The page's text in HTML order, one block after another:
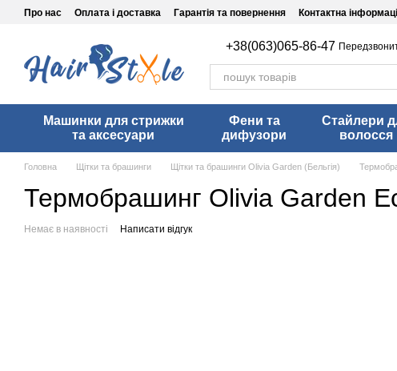
Перейти до основного контенту
Про нас Оплата і доставка Гарантія та повернення Контактна
+38(063)065-86-47
Машинки для стрижки
та аксесуари
Фени та
дифузори
Стайлери
волосся
Головна Щітки та брашинги Щітки та брашинги Olivia Garden (Бельгія)
Термобрашинг Оlivia Garden
Немає в наявності Написати відгук